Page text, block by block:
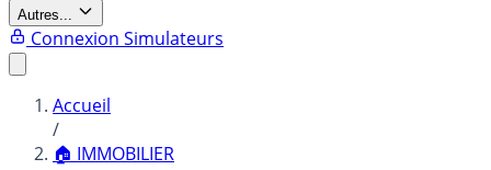
Autres...
Connexion Simulateurs
Accueil
/
🏠 IMMOBILIER